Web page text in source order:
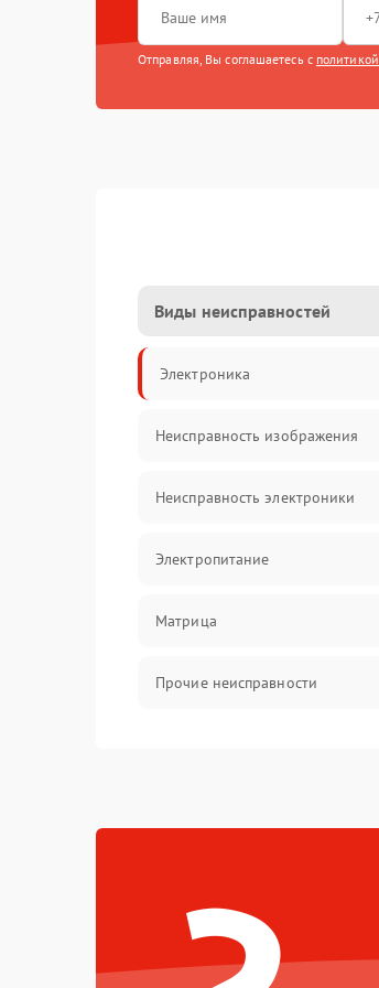
Отправляя, Вы соглашаетесь с
Виды неисправностей
Электроника
Неисправность изображения
Неисправность электроники
Электропитание
Матрица
Прочие неисправности
Оптика